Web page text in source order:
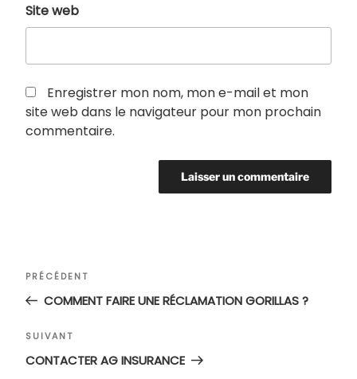
Site web
Enregistrer mon nom, mon e-mail et mon
site web dans le navigateur pour mon prochain
commentaire.
Navigation
l’article
Article
précédent
PRÉCÉDENT
COMMENT FAIRE UNE RÉCLAMATION GORILLAS ?
Article
suivant
SUIVANT
CONTACTER AG INSURANCE